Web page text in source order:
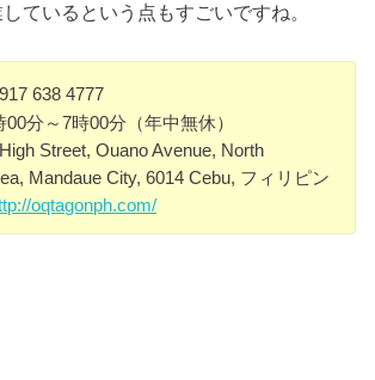
ているという点もすごいですね。
638 4777
分～7時00分（年中無休）
Street, Ouano Avenue, North
Mandaue City, 6014 Cebu, フィリピン
oqtagonph.com/